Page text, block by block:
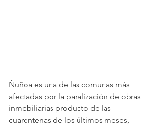
Ñuñoa es una de las comunas más
afectadas por la paralización de obras
inmobiliarias producto de las
cuarentenas de los últimos meses,